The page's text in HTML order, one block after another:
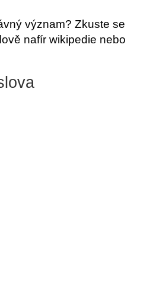
význam? Zkuste se
nafír wikipedie nebo